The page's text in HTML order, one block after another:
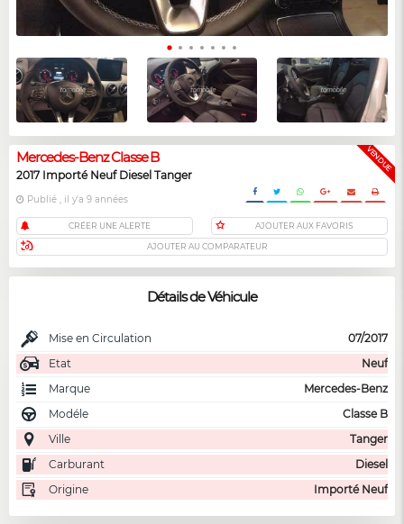
VENDUE
Mercedes-Benz Classe B
2017 Importé Neuf Diesel Tanger
Publié , il y'a 9 années
CRÉER UNE ALERTE AJOUTER AUX FAVORIS
AJOUTER AU COMPARATEUR
Détails de Véhicule
Mise en Circulation
07/2017
Etat
Neuf
Marque
Mercedes-Benz
Modéle
Classe B
Ville
Tanger
Carburant
Diesel
Origine
Importé Neuf